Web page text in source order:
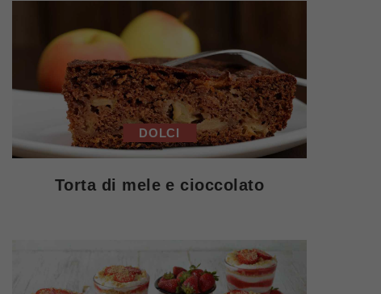
DOLCI
Torta di mele e cioccolato